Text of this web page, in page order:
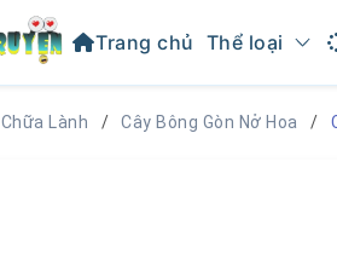
Trang chủ Thể loại
Chữa Lành Cây Bông Gòn Nở Hoa